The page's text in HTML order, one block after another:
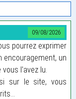
09/08/2026
pourrez exprimer
un
l'avez lu.
sur le site, vous